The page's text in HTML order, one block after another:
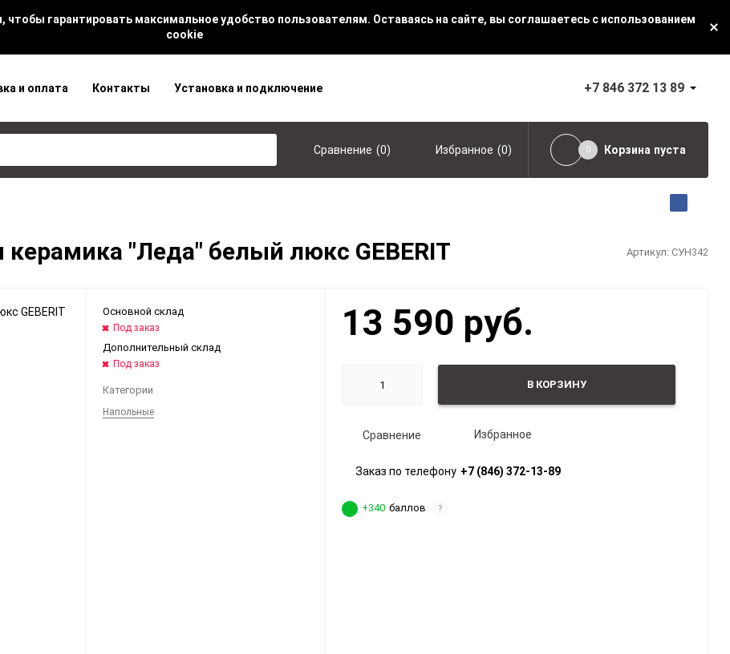
гарантировать максимальное удобство пользователям. Оставаясь на сайте, вы соглашаетесь с использованием
cookie
и оплата Контакты Установка и подключение +7 846 372 13 89
Сравнение (0) Избранное (0) 0 Корзина пуста
"Леда" белый люкс GEBERIT Артикул: СУН342
Основной склад
Под заказ
Дополнительный склад
Под заказ
Категории
Напольные
13 590 руб.
В КОРЗИНУ
Сравнение Избранное
Заказ по телефону +7 (846) 372-13-89
+340 баллов ?